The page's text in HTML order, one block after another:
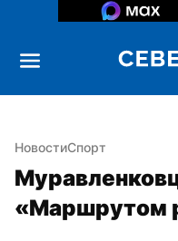
НовостиСпорт
«Маршрутом